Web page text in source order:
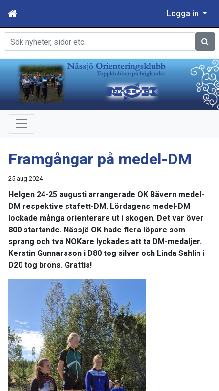
Logga in
Sök
Framgångar på medel-DM
25 aug 2024
Helgen 24-25 augusti arrangerade OK Bävern medel-
DM respektive stafett-DM. Lördagens medel-DM
lockade många orienterare ut i skogen. Det var över
800 startande. Nässjö OK hade flera löpare som
sprang och två NOKare lyckades att ta DM-medaljer.
Kerstin Gunnarsson i D80 tog silver och Linda Sahlin i
D20 tog brons. Grattis!